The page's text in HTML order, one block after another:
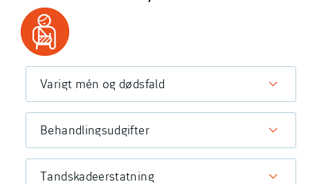
Varigt mén og dødsfald
Behandlingsudgifter
Tandskadeerstatning